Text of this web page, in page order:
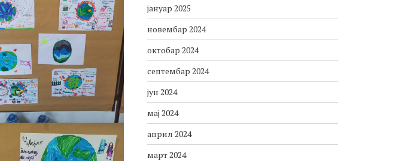
јануар 2025
новембар 2024
октобар 2024
септембар 2024
јун 2024
мај 2024
април 2024
март 2024